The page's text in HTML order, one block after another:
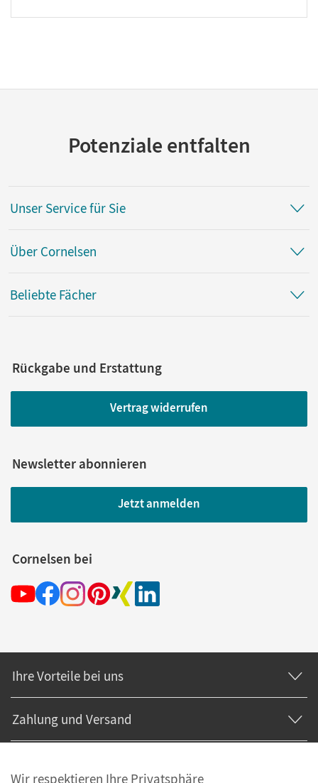
Potenziale entfalten
Unser Service für Sie
Über Cornelsen
Beliebte Fächer
Rückgabe und Erstattung
Vertrag widerrufen
Newsletter abonnieren
Jetzt anmelden
Cornelsen bei
Ihre Vorteile bei uns
Zahlung und Versand
Wir respektieren Ihre Privatsphäre